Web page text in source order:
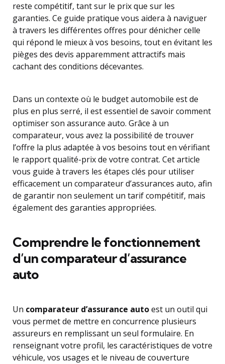
reste compétitif, tant sur le prix que sur les
garanties. Ce guide pratique vous aidera à naviguer
à travers les différentes offres pour dénicher celle
qui répond le mieux à vos besoins, tout en évitant les
pièges des devis apparemment attractifs mais
cachant des conditions décevantes.
Dans un contexte où le budget automobile est de
plus en plus serré, il est essentiel de savoir comment
optimiser son assurance auto. Grâce à un
comparateur, vous avez la possibilité de trouver
l’offre la plus adaptée à vos besoins tout en vérifiant
le rapport qualité-prix de votre contrat. Cet article
vous guide à travers les étapes clés pour utiliser
efficacement un comparateur d’assurances auto, afin
de garantir non seulement un tarif compétitif, mais
également des garanties appropriées.
Comprendre le fonctionnement
d’un comparateur d’assurance
auto
Un comparateur d’assurance autoest un outil qui
vous permet de mettre en concurrence plusieurs
assureurs en remplissant un seul formulaire. En
renseignant votre profil, les caractéristiques de votre
véhicule, vos usages et le niveau de couverture